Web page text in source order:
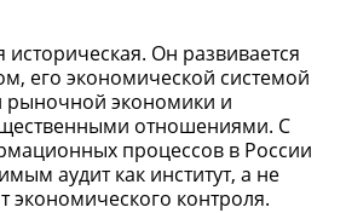
историческая. Он развивается
его экономической системой
рыночной экономики и
отношениями. С
процессов в России
аудит как институт, а не
экономического контроля.